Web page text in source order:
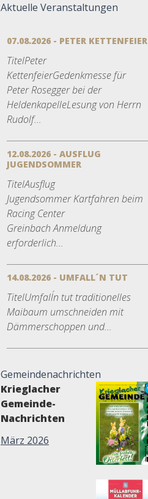
Aktuelle Veranstaltungen
07.08.2026 - PETER KETTENFEIER
TitelPeter
KettenfeierGedenkmesse für
Peter Rosegger bei der
HeldenkapelleLesung von Herrn
Rudolf...
12.08.2026 - AUSFLUG
JUGENDSOMMER
TitelAusflug
Jugendsommer Kartfahren beim
Racing Center
Greinbach Anmeldung
erforderlich...
14.08.2026 - UMFALL´N TUT
TitelUmfall´n tut traditionelles
Maibaum umschneiden mit
Dämmerschoppen und...
Gemeindenachrichten
Krieglacher
Gemeinde-
Nachrichten
März 2026